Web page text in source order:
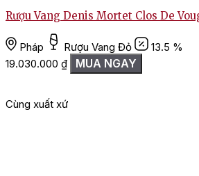
Rượu Vang Denis Mortet Clos De
Pháp Rượu Vang Đỏ
13.5 %
19.030.000 ₫ MUA NGAY
Cùng xuất xứ